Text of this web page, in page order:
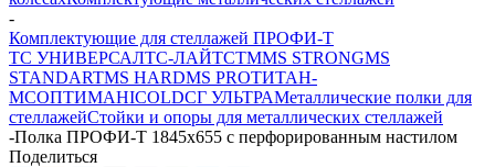
-
Комплектующие для стеллажей ПРОФИ-Т
ТС УНИВЕРСАЛТС-ЛАЙТСТМMS STRONGMS
STANDARTMS HARDMS PROТИТАН-
МСОПТИМАHICOLDСГ УЛЬТРАМеталлические полки для
стеллажейСтойки и опоры для металлических стеллажей
-Полка ПРОФИ-Т 1845x655 с перфорированным настилом
Поделиться